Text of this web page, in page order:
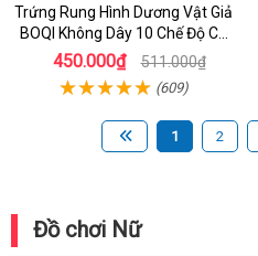
Trứng Rung Hình Dương Vật Giả
BOQI Không Dây 10 Chế Độ Có
Remote
450.000₫ 511.000₫
(609)
1 2
Đồ chơi Nữ